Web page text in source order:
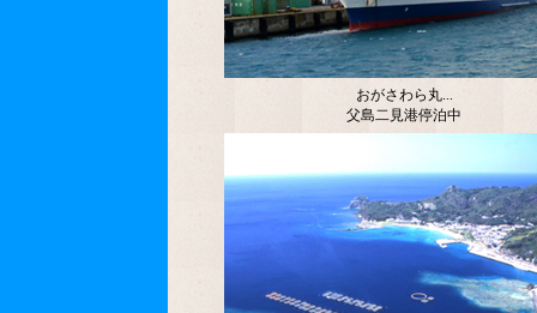
おがさわら丸...
父島二見港停泊中